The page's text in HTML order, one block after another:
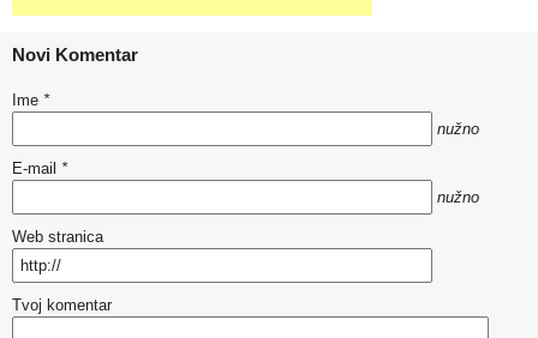
Novi Komentar
Ime *
nužno
E-mail *
nužno
Web stranica
Tvoj komentar